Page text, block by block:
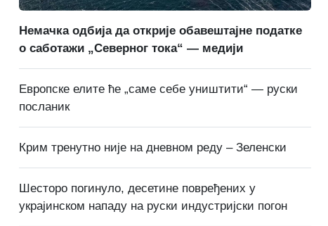
Немачка одбија да открије обавештајне податке
о саботажи „Северног тока“ — медији
Европске елите ће „саме себе уништити“ — руски
посланик
Крим тренутно није на дневном реду – Зеленски
Шесторо погинуло, десетине повређених у
украјинском нападу на руски индустријски погон